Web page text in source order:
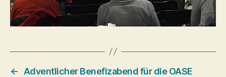
←
Adventlicher Benefizabend für die OASE